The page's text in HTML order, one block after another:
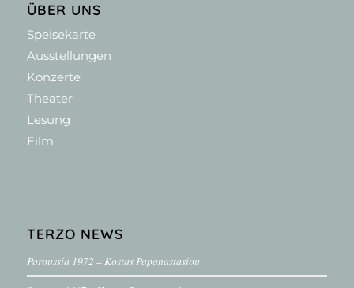
ÜBER UNS
Speisekarte
Ausstellungen
Konzerte
Theater
Lesung
Film
TERZO NEWS
Paroussia 1972 – Kostas Papanastasiou